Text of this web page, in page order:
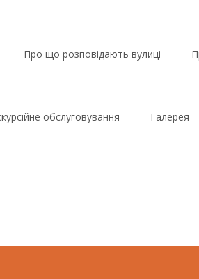
Про що розповідають вулиці
обслуговування Галерея